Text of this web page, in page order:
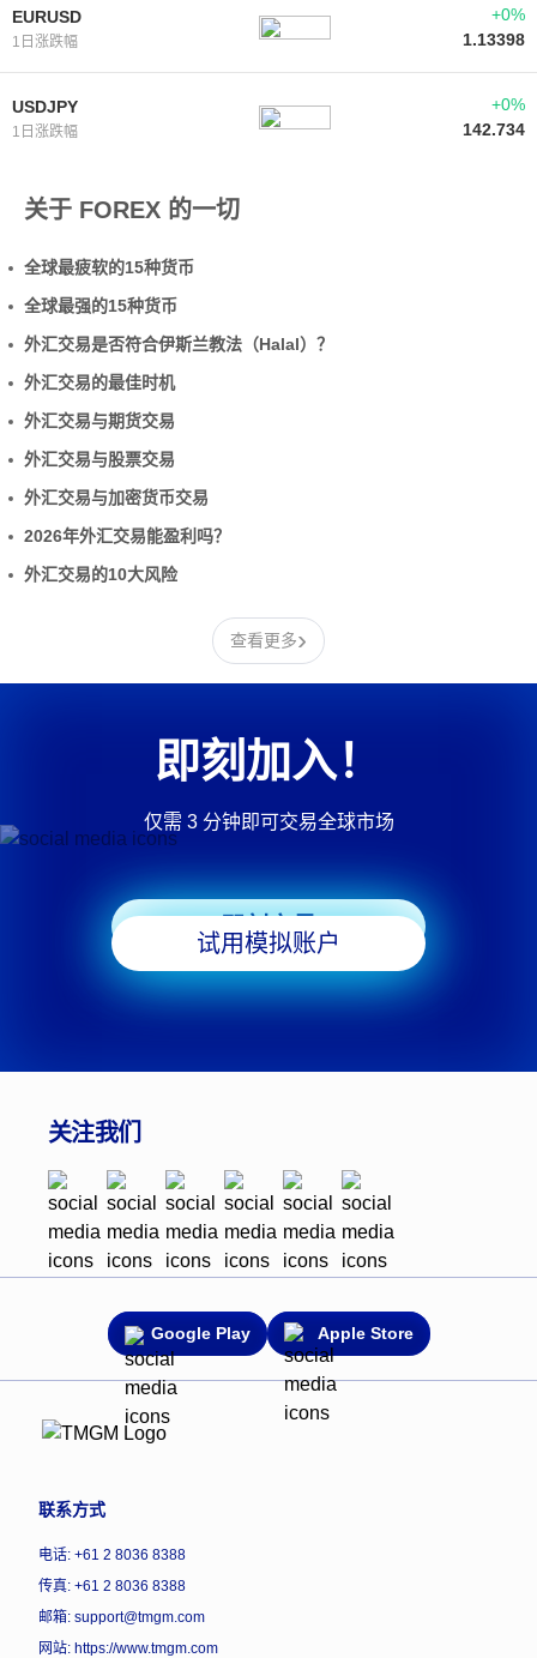
EURUSD
1日涨跌幅
+0%
1.13398
USDJPY
1日涨跌幅
+0%
142.734
关于 FOREX 的一切
全球最疲软的15种货币
全球最强的15种货币
外汇交易是否符合伊斯兰教法（Halal）？
外汇交易的最佳时机
外汇交易与期货交易
外汇交易与股票交易
外汇交易与加密货币交易
2026年外汇交易能盈利吗？
外汇交易的10大风险
查看更多›
即刻加入！
仅需 3 分钟即可交易全球市场
即刻交易
试用模拟账户
关注我们
Google Play Apple Store
联系方式
电话: +61 2 8036 8388
传真: +61 2 8036 8388
邮箱: support@tmgm.com
网站: https://www.tmgm.com